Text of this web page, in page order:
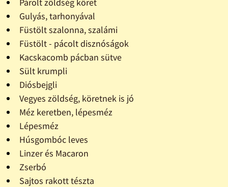
Gulyás, tarhonyával
Füstölt szalonna, szalámi
Füstölt - pácolt disznóságok
Kacskacomb pácban sütve
Sült krumpli
Diósbejgli
Vegyes zöldség, köretnek is jó
Méz keretben, lépesméz
Lépesméz
Húsgombóc leves
Linzer és Macaron
Zserbó
Sajtos rakott tészta